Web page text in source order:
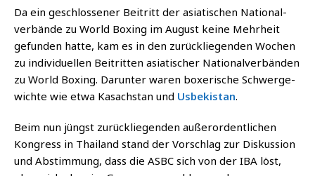
Da ein geschlos­se­ner Bei­tritt der asia­ti­schen Natio­nal­
ver­bän­de zu World Boxing im August kei­ne Mehr­heit
gefun­den hat­te, kam es in den zurück­lie­gen­den Wochen
zu indi­vi­du­el­len Bei­trit­ten asia­ti­scher Natio­nal­ver­bän­den
zu World Boxing. Dar­un­ter waren boxe­ri­sche Schwer­ge­
wich­te wie etwa Kasach­stan und Usbe­ki­stan.
Beim nun jüngst zurück­lie­gen­den außer­or­dent­li­chen
Kon­gress in Thai­land stand der Vor­schlag zur Dis­kus­si­on
und Abstim­mung, dass die ASBC sich von der IBA löst,